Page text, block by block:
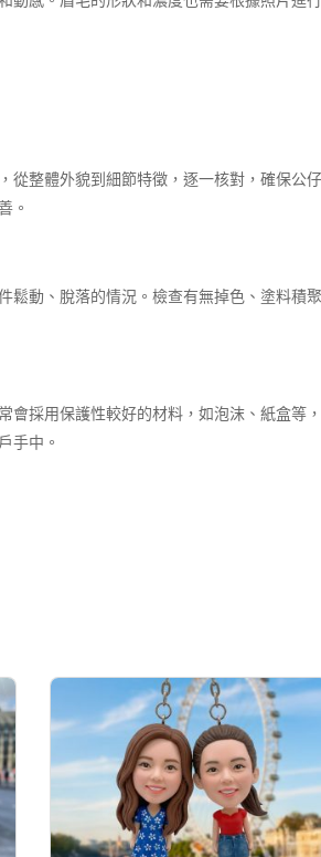
整體外貌到細節特徵，逐一核對，確保公
。​
動、脫落的情況。檢查有無掉色、塗料積
採用保護性較好的材料，如泡沫、紙盒等
手中。